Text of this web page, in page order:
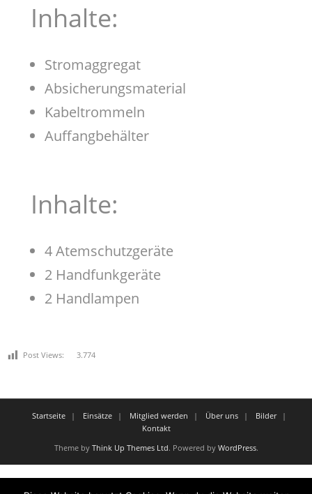
Inhalte:
Stromaggregat
Absicherungsmaterial
Kabeltrommeln
Auffangbehälter
Inhalte:
4 Atemschutzgeräte
2 Handfunkgeräte
2 Handlampen
Post Views: 3.774
Startseite Einsätze Mitglied werden Über uns
Bilder
Kontakt
Theme by Think Up Themes Ltd. Powered by WordPress.